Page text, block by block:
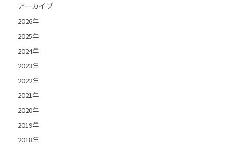
アーカイブ
2026年
2025年
2024年
2023年
2022年
2021年
2020年
2019年
2018年